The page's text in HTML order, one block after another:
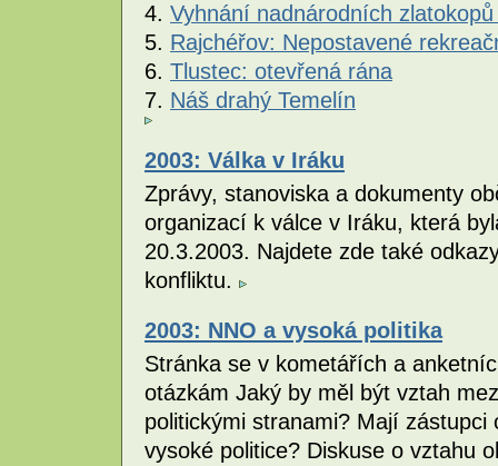
4. Vyhnání nadnárodních
5. Rajchéřov: Nepostavené
6. Tlustec: otevřená rána
7. Náš drahý Temelín
2003: Válka v Iráku
Zprávy, stanoviska a dokumenty
organizací k válce v Iráku, která
20.3.2003. Najdete zde také
konfliktu.
2003: NNO a vysoká politika
Stránka se v kometářích a
otázkám Jaký by měl být vztah
politickými stranami? Mají zástupci
vysoké politice? Diskuse o vztahu